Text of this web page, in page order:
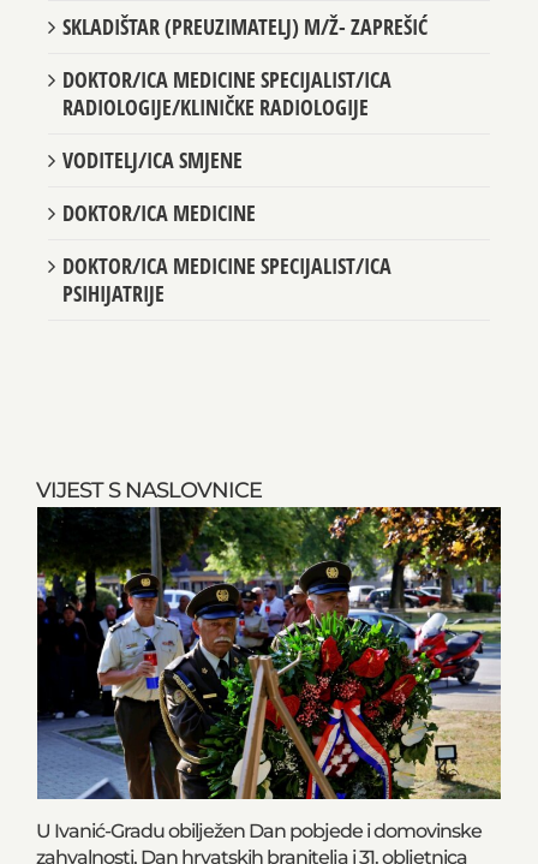
VIJEST S NASLOVNICE
GINEKOLOGIJE I OPSTETRICIJE
SKLADIŠTAR (PREUZIMATELJ) M/Ž- ZAPREŠIĆ
DOKTOR/ICA MEDICINE SPECIJALIST/ICA
RADIOLOGIJE/KLINIČKE RADIOLOGIJE
VODITELJ/ICA SMJENE
DOKTOR/ICA MEDICINE
DOKTOR/ICA MEDICINE SPECIJALIST/ICA